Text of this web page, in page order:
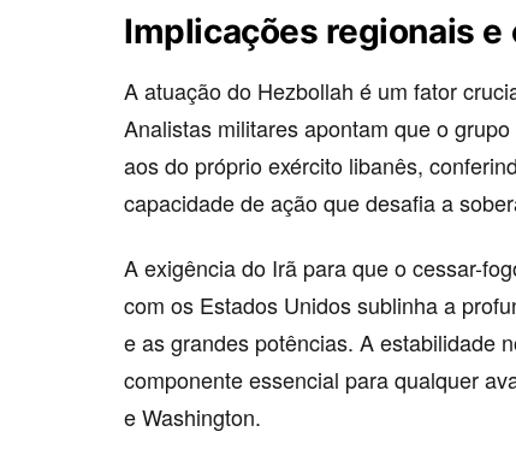
Implicações regionais e
A atuação do Hezbollah é um fator
Analistas militares apontam que o
aos do próprio exército libanês,
capacidade de ação que desafia a
A exigência do Irã para que o cessar-
com os Estados Unidos sublinha a
e as grandes potências. A estabilidade
componente essencial para qualquer
e Washington.